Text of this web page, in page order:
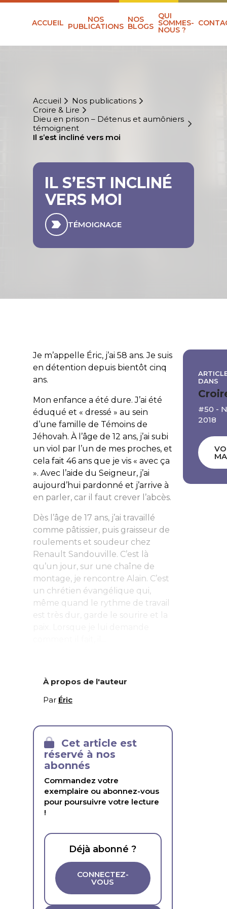
ACCUEIL NOS
PUBLICATIONS
NOS
BLOGS
QUI
SOMMES-
NOUS ?
Accueil
Nos publications
Croire & Lire
Dieu en prison – Détenus et aumôniers
témoignent
Il s’est incliné vers moi
IL S’EST INCLINÉ
VERS MOI
TÉMOIGNAGE
Je m’appelle Éric, j’ai 58 ans. Je suis
en détention depuis bientôt cinq
ans.
Mon enfance a été dure. J’ai été
éduqué et « dressé » au sein
d’une famille de Témoins de
Jéhovah. À l’âge de 12 ans, j’ai subi
un viol par l’un de mes proches, et
cela fait 46 ans que je vis « avec ça
». Avec l’aide du Seigneur, j’ai
aujourd’hui pardonné et j’arrive à
en parler, car il faut crever l’abcès.
Dès l’âge de 17 ans, j’ai travaillé
comme pâtissier, puis graisseur de
roulements et soudeur chez
Renault Sandouville. C’est là
qu’un jour, sur une chaîne de
montage, je rencontre Alain. C’est
un chrétien évangélique qui,
même quand le rythme de travail
est très dur, garde le sourire et la
À propos de l'auteur
Par Éric
Cet article est
réservé à nos
abonnés
Commandez votre
exemplaire ou abonnez-vous
pour poursuivre votre lecture
!
Déjà abonné ?
CONNECTEZ-
VOUS
DANS
#50 -
2018